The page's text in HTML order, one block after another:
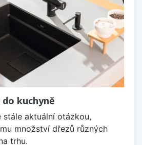
kuchyně
aktuální otázkou,
množství dřezů různých
trhu.